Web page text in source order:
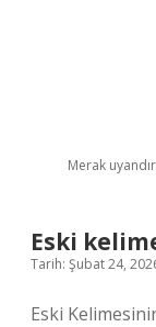
Merak
Eski
Tarih: Şubat 24,
Eski